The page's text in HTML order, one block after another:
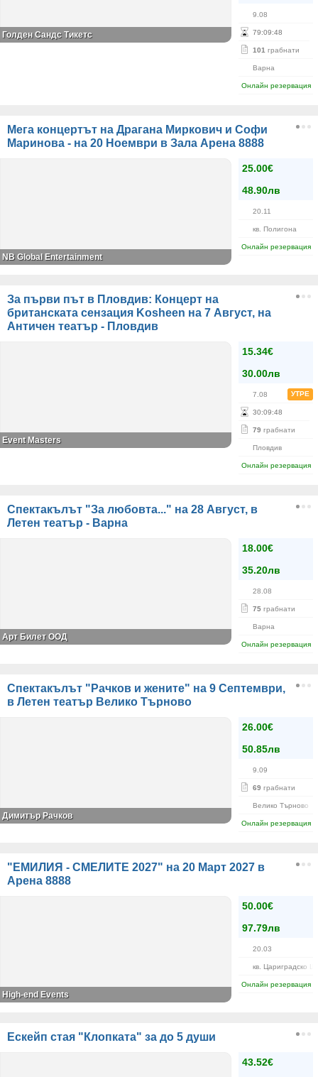
9.08
79:09:48
101 грабнати
Варна
Онлайн резервация
Голден Сандс Тикетс
Мега концертът на Драгана Миркович и Софи
Маринова - на 20 Ноември в Зала Арена 8888
25.00€
48.90лв
20.11
кв. Полигона
Онлайн резервация
NB Global Entertainment
За първи път в Пловдив: Концерт на
британската сензация Kosheen на 7 Август, на
Античен театър - Пловдив
15.34€
30.00лв
7.08 УТРЕ
30:09:48
79 грабнати
Пловдив
Онлайн резервация
Event Masters
Спектакълът "За любовта..." на 28 Август, в
Летен театър - Варна
18.00€
35.20лв
28.08
75 грабнати
Варна
Онлайн резервация
Арт Билет ООД
Спектакълът "Рачков и жените" на 9 Септември,
в Летен театър Велико Търново
26.00€
50.85лв
9.09
69 грабнати
Велико Търново
Онлайн резервация
Димитър Рачков
"ЕМИЛИЯ - СМЕЛИТЕ 2027" на 20 Март 2027 в
Арена 8888
50.00€
97.79лв
20.03
кв. Цариградско
Онлайн резервация
High-end Events
Ескейп стая "Клопката" за до 5 души
43.52€